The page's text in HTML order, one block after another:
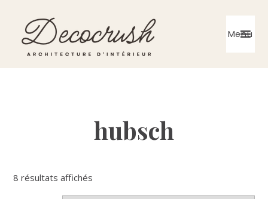
to
primary
to
main
Menu
hubsch
8 résultats affichés